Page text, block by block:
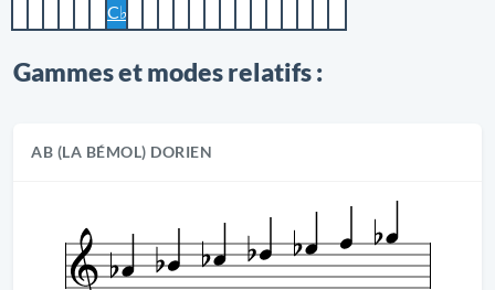
C♭
Gammes et modes relatifs :
AB (LA BÉMOL) DORIEN